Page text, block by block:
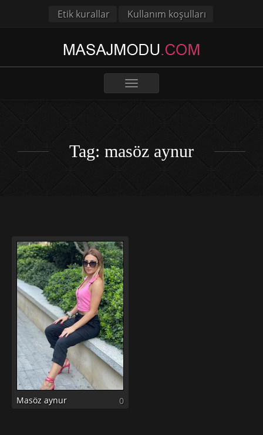
Etik kurallar Kullanım koşulları
Toggle
Tag: masöz aynur
Masöz aynur 0